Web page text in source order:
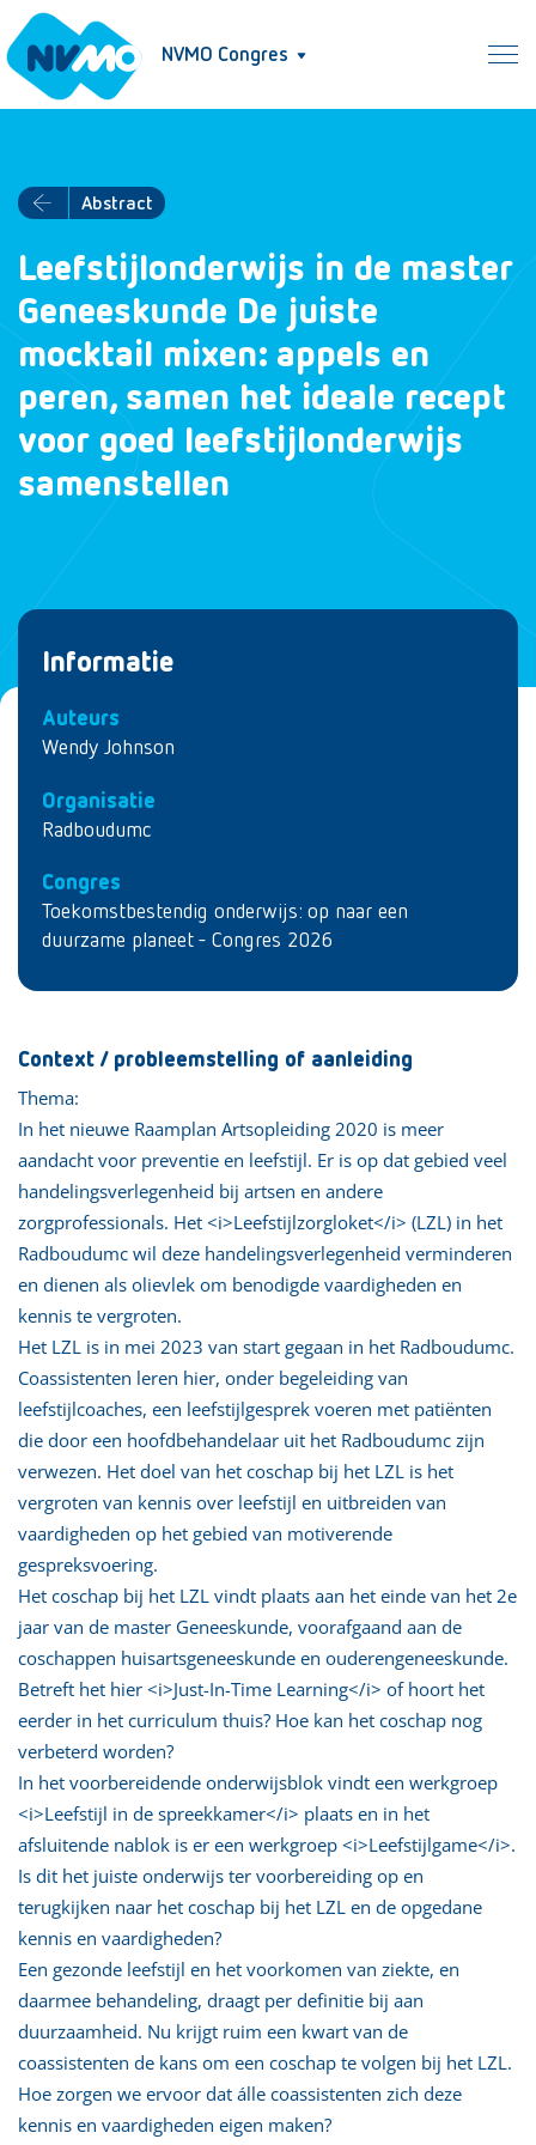
NVMO Congres
Abstract
Leefstijlonderwijs in de master
Geneeskunde De juiste
mocktail mixen: appels en
peren, samen het ideale recept
voor goed leefstijlonderwijs
samenstellen
Informatie
Auteurs
Wendy Johnson
Organisatie
Radboudumc
Congres
Toekomstbestendig onderwijs: op naar een
duurzame planeet - Congres 2026
Context / probleemstelling of aanleiding
Thema:
In het nieuwe Raamplan Artsopleiding 2020 is meer
aandacht voor preventie en leefstijl. Er is op dat gebied veel
handelingsverlegenheid bij artsen en andere
zorgprofessionals. Het <i>Leefstijlzorgloket</i> (LZL) in het
Radboudumc wil deze handelingsverlegenheid verminderen
en dienen als olievlek om benodigde vaardigheden en
kennis te vergroten.
Het LZL is in mei 2023 van start gegaan in het Radboudumc.
Coassistenten leren hier, onder begeleiding van
leefstijlcoaches, een leefstijlgesprek voeren met patiënten
die door een hoofdbehandelaar uit het Radboudumc zijn
verwezen. Het doel van het coschap bij het LZL is het
vergroten van kennis over leefstijl en uitbreiden van
vaardigheden op het gebied van motiverende
gespreksvoering.
Het coschap bij het LZL vindt plaats aan het einde van het 2e
jaar van de master Geneeskunde, voorafgaand aan de
coschappen huisartsgeneeskunde en ouderengeneeskunde.
Betreft het hier <i>Just-In-Time Learning</i> of hoort het
eerder in het curriculum thuis? Hoe kan het coschap nog
verbeterd worden?
In het voorbereidende onderwijsblok vindt een werkgroep
<i>Leefstijl in de spreekkamer</i> plaats en in het
afsluitende nablok is er een werkgroep <i>Leefstijlgame</i>.
Is dit het juiste onderwijs ter voorbereiding op en
terugkijken naar het coschap bij het LZL en de opgedane
kennis en vaardigheden?
Een gezonde leefstijl en het voorkomen van ziekte, en
daarmee behandeling, draagt per definitie bij aan
duurzaamheid. Nu krijgt ruim een kwart van de
coassistenten de kans om een coschap te volgen bij het LZL.
Hoe zorgen we ervoor dat álle coassistenten zich deze
kennis en vaardigheden eigen maken?